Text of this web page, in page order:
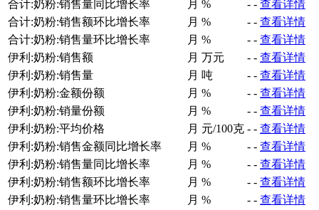
合计:奶粉:销售量同比增长率
月 % - - 查看详情
合计:奶粉:销售额环比增长率
月 % - - 查看详情
合计:奶粉:销售量环比增长率
月 % - - 查看详情
伊利:奶粉:销售额
月 万元 - - 查看详情
伊利:奶粉:销售量
月 吨 - - 查看详情
伊利:奶粉:金额份额
月 % - - 查看详情
伊利:奶粉:销量份额
月 % - - 查看详情
伊利:奶粉:平均价格
月 元/100克 - - 查看详情
伊利:奶粉:销售金额同比增长率
月 % - - 查看详情
伊利:奶粉:销售量同比增长率
月 % - - 查看详情
伊利:奶粉:销售额环比增长率
月 % - - 查看详情
伊利:奶粉:销售量环比增长率
月 % - - 查看详情